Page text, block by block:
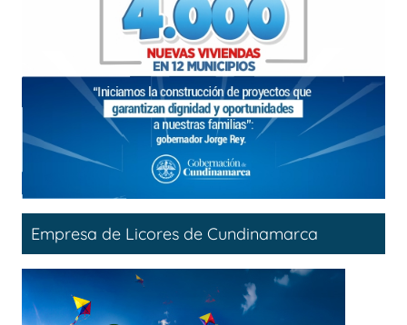
Empresa de Licores de Cundinamarca